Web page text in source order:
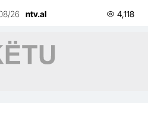
26
viktimë në Fier
ntv.al 4,118